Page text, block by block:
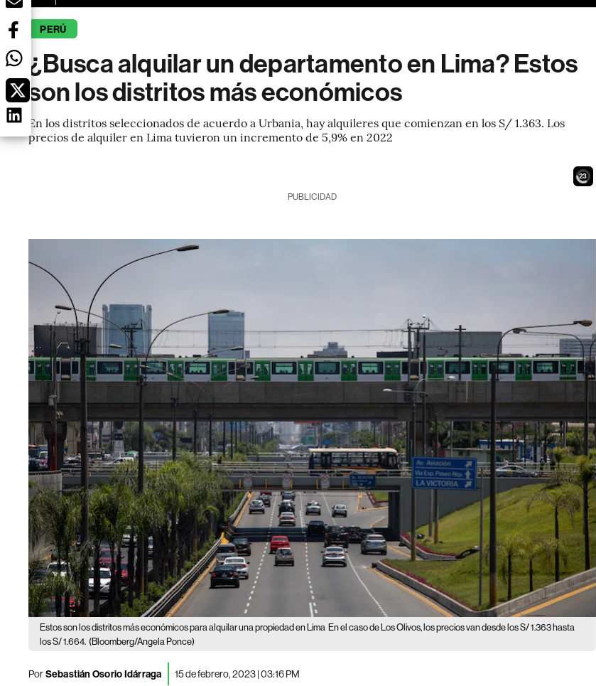
PERÚ
¿Busca alquilar un departamento en Lima? Estos
son los distritos más económicos
En los distritos seleccionados de acuerdo a Urbania, hay alquileres que comienzan en los S/ 1.363. Los
precios de alquiler en Lima tuvieron un incremento de 5,9% en 2022
21
PUBLICIDAD
Estos son los distritos más económicos para alquilar una propiedad en Lima En el caso de Los Olivos, los precios van desde los S/ 1.363 hasta
los S/ 1.664. (Bloomberg/Angela Ponce)
PorSebastián Osorio Idárraga 15 de febrero, 2023 | 03:16 PM